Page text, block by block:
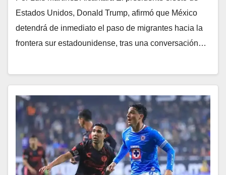
Estados Unidos, Donald Trump, afirmó que México
detendrá de inmediato el paso de migrantes hacia la
frontera sur estadounidense, tras una conversación…